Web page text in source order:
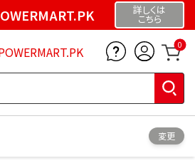
詳しくは
こちら
0
変更